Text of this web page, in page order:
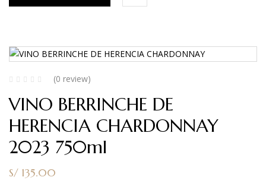
(0 review)
VINO BERRINCHE DE
HERENCIA CHARDONNAY
2023 750ml
S/ 135.00